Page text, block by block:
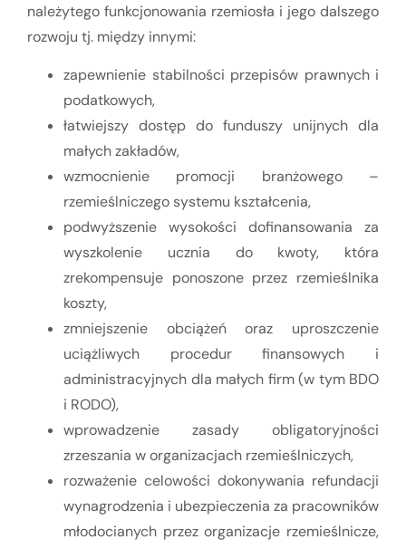
należytego funkcjonowania rzemiosła i jego dalszego
rozwoju tj. między innymi:
zapewnienie stabilności przepisów prawnych i
podatkowych,
łatwiejszy dostęp do funduszy unijnych dla
małych zakładów,
wzmocnienie promocji branżowego –
rzemieślniczego systemu kształcenia,
podwyższenie wysokości dofinansowania za
wyszkolenie ucznia do kwoty, która
zrekompensuje ponoszone przez rzemieślnika
koszty,
zmniejszenie obciążeń oraz uproszczenie
uciążliwych procedur finansowych i
administracyjnych dla małych firm (w tym BDO
i RODO),
wprowadzenie zasady obligatoryjności
zrzeszania w organizacjach rzemieślniczych,
rozważenie celowości dokonywania refundacji
wynagrodzenia i ubezpieczenia za pracowników
młodocianych przez organizacje rzemieślnicze,